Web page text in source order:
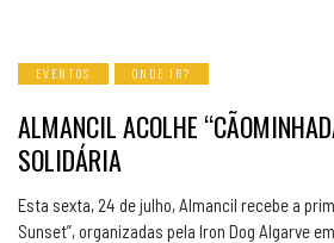
EVENTOS ONDE IR?
ALMANCIL ACOLHE
SOLIDÁRIA
Esta sexta, 24 de julho, Almancil recebe a
Sunset”, organizadas pela Iron Dog Algarve